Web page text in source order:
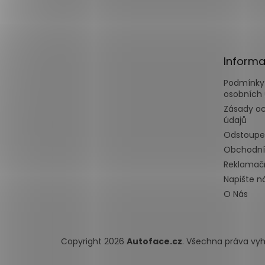
osobních
Zásady
údajů
Napište
O Nás
Copyright 2026 Autoface.cz. Všechna práva